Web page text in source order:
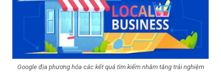
Google địa phương hóa các kết quả tìm kiếm nhằm tăng trải nghiệm